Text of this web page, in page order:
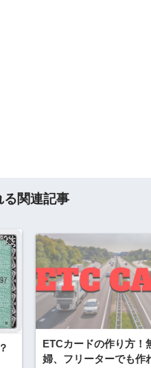
る関連記事
ETCカードの作り方！
婦、フリーターでも作